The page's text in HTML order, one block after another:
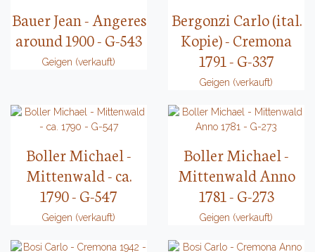
Bauer Jean - Angeres
around 1900 - G-543
Geigen (verkauft)
Bergonzi Carlo (ital.
Kopie) - Cremona
1791 - G-337
Geigen (verkauft)
Boller Michael -
Mittenwald - ca.
1790 - G-547
Geigen (verkauft)
Boller Michael -
Mittenwald Anno
1781 - G-273
Geigen (verkauft)